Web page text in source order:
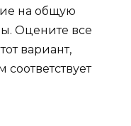
на общую
Оцените все
вариант,